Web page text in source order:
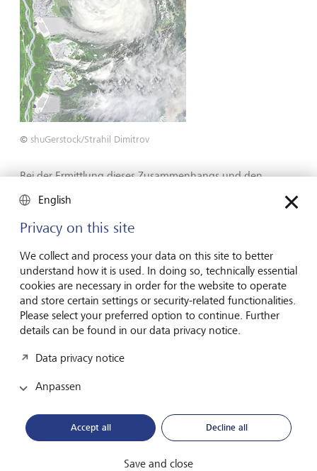
© shuGerstock/Strahil Dimitrov
Bei der Ermittlung dieses Zusammenhangs und den
Mittelpunkt: die retrospektive Klimamodellierung.
Vereinfacht ausgedrückt erstellen
Klimawissenschaftlerinnen und Klimawissenschaftler
Modelle, welche die Emission von Treibhausgasen und die
Temperatur der Meeresoberfläche abbilden. Dann nehmen
sie zwei Simulationen vor. Die erste umfasst Emissionen zur
Schaffung von Referenzwerten, die dem heutigen Klima
entsprechen. In der zweiten Simulation werden alle
menschlichen Einflüsse ausgeklammert, um das Klima in
einer Welt ohne Industrialisierung und ohne massiven
CO2-Ausstoss in die Atmosphäre abzubilden.
Ein solches Modell liefert keinen Aufschluss darüber, wie
keinen von Menschen verursachten Klimawandel gäbe.
Aber: Dank der immer effizienteren Computer, die bei
diesen Modellierungen zum Einsatz kommen, können
Wissenschaftlerinnen und Wissenschaftler die
English
Privacy on this site
We collect and process your data on this site to better
understand how it is used. In doing so, technically essential
cookies are necessary in order for the website to operate
and store certain settings or security-related functionalities.
Please select your preferred option to continue. Further
details can be found in our data privacy notice.
Data privacy notice
Anpassen
Accept all Decline all
Save and close